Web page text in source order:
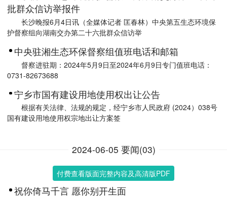
批群众信访举报件
长沙晚报6月4日讯（全媒体记者 匡春林）中央第五生态环境保
护督察组向湖南交办第二十六批群众信访举
中央驻湘生态环保督察组值班电话和邮箱
督察进驻期：2024年5月9日至2024年6月9日专门值班电话：
0731-82673688
宁乡市国有建设用地使用权出让公告
根据有关法律、法规的规定，经宁乡市人民政府 (2024）038号
国有建设用地使用权宗地出让方案签
2024-06-05 要闻(03)
付费查看版面完整内容及高清版PDF
祝你倚马千言 愿你别开生面